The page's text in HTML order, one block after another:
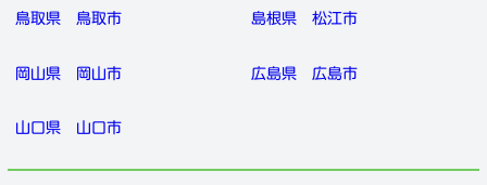
鳥取県 鳥取市 島根県 松江市
岡山県 岡山市 広島県 広島市
山口県 山口市